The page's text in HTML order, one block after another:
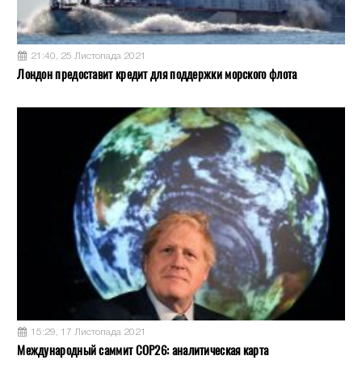
21:40, 25 Листопада 2021
Лондон предоставит кредит для поддержки морского флота
15:29, 17 Листопада 2021
Международный саммит COP26: аналитическая карта